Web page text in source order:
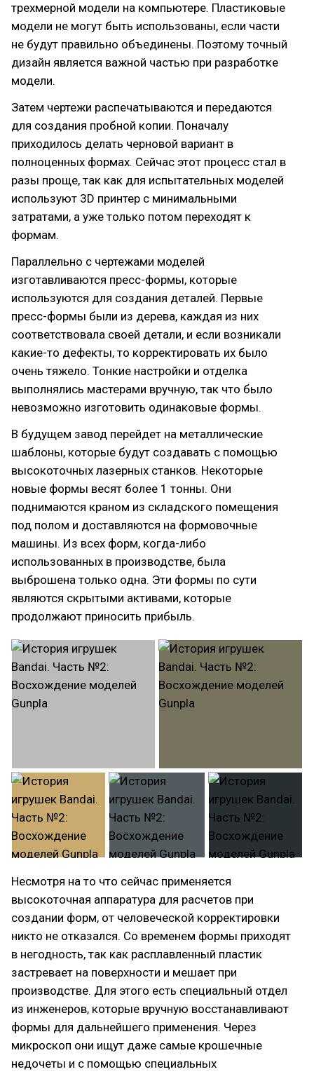
трехмерной модели на компьютере. Пластиковые
модели не могут быть использованы, если части
не будут правильно объединены. Поэтому точный
дизайн является важной частью при разработке
модели.
Затем чертежи распечатываются и передаются
для создания пробной копии. Поначалу
приходилось делать черновой вариант в
полноценных формах. Сейчас этот процесс стал в
разы проще, так как для испытательных моделей
используют 3D принтер с минимальными
затратами, а уже только потом переходят к
формам.
Параллельно с чертежами моделей
изготавливаются пресс-формы, которые
используются для создания деталей. Первые
пресс-формы были из дерева, каждая из них
соответствовала своей детали, и если возникали
какие-то дефекты, то корректировать их было
очень тяжело. Тонкие настройки и отделка
выполнялись мастерами вручную, так что было
невозможно изготовить одинаковые формы.
В будущем завод перейдет на металлические
шаблоны, которые будут создавать с помощью
высокоточных лазерных станков. Некоторые
новые формы весят более 1 тонны. Они
поднимаются краном из складского помещения
под полом и доставляются на формовочные
машины. Из всех форм, когда-либо
использованных в производстве, была
выброшена только одна. Эти формы по сути
являются скрытыми активами, которые
продолжают приносить прибыль.
Несмотря на то что сейчас применяется
высокоточная аппаратура для расчетов при
создании форм, от человеческой корректировки
никто не отказался. Со временем формы приходят
в негодность, так как расплавленный пластик
застревает на поверхности и мешает при
производстве. Для этого есть специальный отдел
из инженеров, которые вручную восстанавливают
формы для дальнейшего применения. Через
микроскоп они ищут даже самые крошечные
недочеты и с помощью специальных